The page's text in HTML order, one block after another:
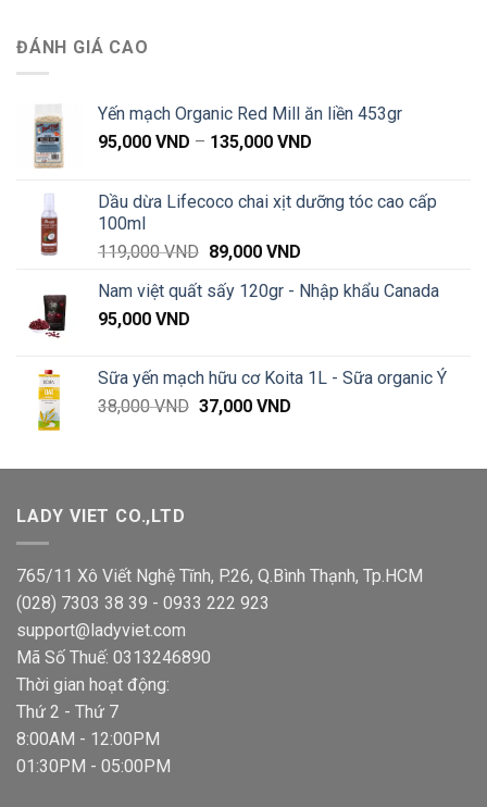
ĐÁNH GIÁ CAO
Yến mạch Organic Red Mill ăn liền 453gr
95,000 VND – 135,000 VND
95,000 VND
Dầu dừa Lifecoco chai xịt dưỡng tóc cao cấp
100ml
119,000VND Giá
là:
89,000 VNDGiá
tại
Nam việt quất sấy 120gr - Nhập khẩu Canada
95,000 VND
Sữa yến mạch hữu cơ Koita 1L - Sữa organic Ý
38,000VND Giá
38,000 VND.
37,000 VNDGiá
là:
LADY VIET CO.,LTD
765/11 Xô Viết Nghệ Tĩnh, P.26, Q.Bình Thạnh, Tp.HCM
(028) 7303 38 39 - 0933 222 923
support@ladyviet.com
Mã Số Thuế: 0313246890
Thời gian hoạt động:
Thứ 2 - Thứ 7
8:00AM - 12:00PM
01:30PM - 05:00PM